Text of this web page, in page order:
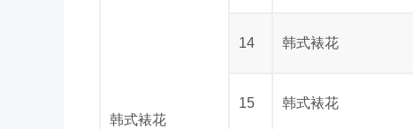
韩式裱花
14 韩式裱花
15 韩式裱花